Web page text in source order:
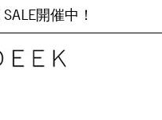
開催中！